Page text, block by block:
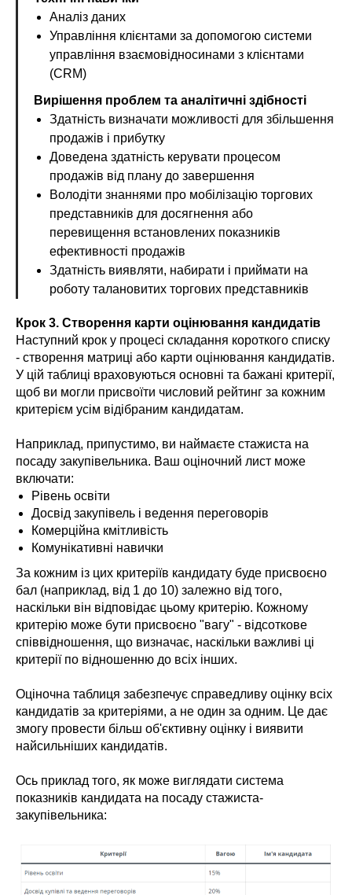
Аналіз даних
Управління клієнтами за допомогою системи
управління взаємовідносинами з клієнтами
(CRM)
Вирішення проблем та аналітичні здібності
Здатність визначати можливості для збільшення
продажів і прибутку
Доведена здатність керувати процесом
продажів від плану до завершення
Володіти знаннями про мобілізацію торгових
представників для досягнення або
перевищення встановлених показників
ефективності продажів
Здатність виявляти, набирати і приймати на
роботу талановитих торгових представників
Крок 3. Створення карти оцінювання кандидатів
Наступний крок у процесі складання короткого списку
- створення матриці або карти оцінювання кандидатів.
У цій таблиці враховуються основні та бажані критерії,
щоб ви могли присвоїти числовий рейтинг за кожним
критерієм усім відібраним кандидатам.
Наприклад, припустимо, ви наймаєте стажиста на
посаду закупівельника. Ваш оціночний лист може
включати:
Рівень освіти
Досвід закупівель і ведення переговорів
Комерційна кмітливість
Комунікативні навички
За кожним із цих критеріїв кандидату буде присвоєно
бал (наприклад, від 1 до 10) залежно від того,
наскільки він відповідає цьому критерію. Кожному
критерію може бути присвоєно "вагу" - відсоткове
співвідношення, що визначає, наскільки важливі ці
критерії по відношенню до всіх інших.
Оціночна таблиця забезпечує справедливу оцінку всіх
кандидатів за критеріями, а не один за одним. Це дає
змогу провести більш об'єктивну оцінку і виявити
найсильніших кандидатів.
Ось приклад того, як може виглядати система
показників кандидата на посаду стажиста-
закупівельника: